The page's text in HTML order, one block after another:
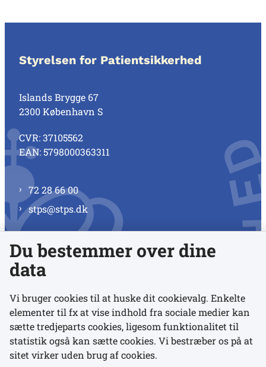
Styrelsen for Patientsikkerhed
Islands Brygge 67
2300 København S
CVR: 37105562
EAN: 5798000363311
72 28 66 00
stps@stps.dk
Se alle kontaktnumre
Links
Udgivelser
Du bestemmer over dine
data
Vi bruger cookies til at huske dit cookievalg. Enkelte
elementer til fx at vise indhold fra sociale medier kan
sætte tredjeparts cookies, ligesom funktionalitet til
statistik også kan sætte cookies. Vi bestræber os på at
sitet virker uden brug af cookies.